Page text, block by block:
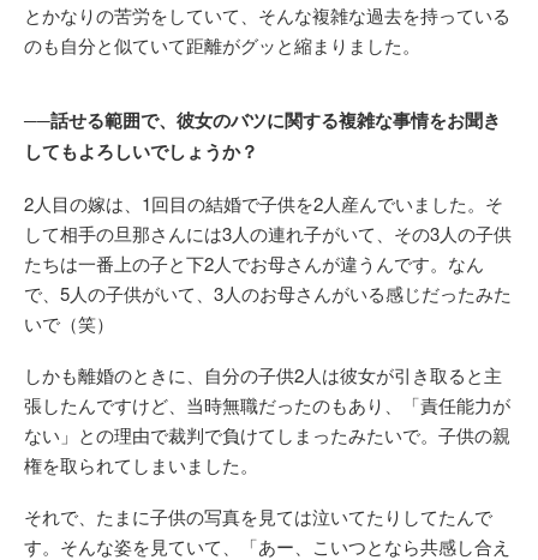
とかなりの苦労をしていて、そんな複雑な過去を持っている
のも自分と似ていて距離がグッと縮まりました。
──話せる範囲で、彼女のバツに関する複雑な事情をお聞き
してもよろしいでしょうか？
2人目の嫁は、1回目の結婚で子供を2人産んでいました。そ
して相手の旦那さんには3人の連れ子がいて、その3人の子供
たちは一番上の子と下2人でお母さんが違うんです。なん
で、5人の子供がいて、3人のお母さんがいる感じだったみた
いで（笑）
しかも離婚のときに、自分の子供2人は彼女が引き取ると主
張したんですけど、当時無職だったのもあり、「責任能力が
ない」との理由で裁判で負けてしまったみたいで。子供の親
権を取られてしまいました。
それで、たまに子供の写真を見ては泣いてたりしてたんで
す。そんな姿を見ていて、「あー、こいつとなら共感し合え